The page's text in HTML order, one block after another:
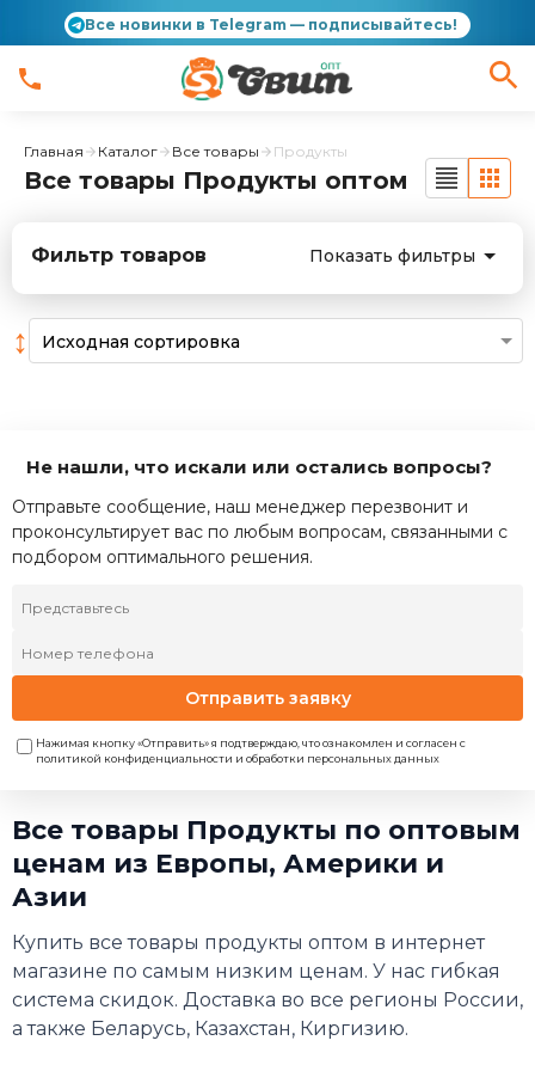
Все новинки в Telegram — подписывайтесь!
Главная Каталог Все товары Продукты
Все товары Продукты оптом
Фильтр товаров Показать фильтры
↕
Не нашли, что искали или остались вопросы?
Отправьте сообщение, наш менеджер перезвонит и
проконсультирует вас по любым вопросам, связанными с
подбором оптимального решения.
Отправить заявку
Нажимая кнопку «Отправить» я подтверждаю, что ознакомлен и согласен с
политикой конфиденциальности и обработки персональных данных
Все товары Продукты по оптовым
ценам из Европы, Америки и
Азии
Купить все товары продукты оптом в интернет
магазине по самым низким ценам. У нас гибкая
система скидок. Доставка во все регионы России,
а также Беларусь, Казахстан, Киргизию.